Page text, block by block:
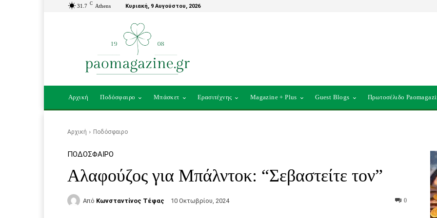
31.7 C Athens Κυριακή, 9 Αυγούστου, 2026
Αρχική Ποδόσφαιρο Μπάσκετ Ερασιτέχνης Magazine + Plus Guest Blogs Πρωτοσέλιδο
Αρχική Ποδόσφαιρο
ΠΟΔΌΣΦΑΙΡΟ
Αλαφούζος για Μπάλντοκ: “Σεβαστείτε τον”
Από Κωνσταντίνος Τέφας 10 Οκτωβρίου, 2024 0